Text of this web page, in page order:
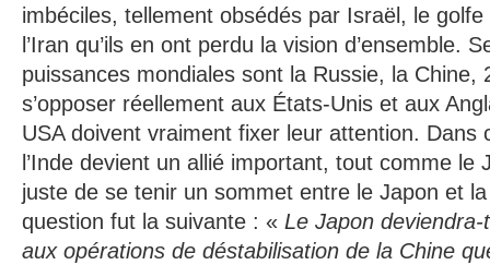
imbéciles, tellement obsédés par Israël, le golfe
l’Iran qu’ils en ont perdu la vision d’ensemble.
puissances mondiales sont la Russie, la Chine,
s’opposer réellement aux États-Unis et aux
USA doivent vraiment fixer leur attention. Dans
l’Inde devient un allié important, tout comme le
juste de se tenir un sommet entre le Japon et
question fut la suivante : « Le Japon
aux opérations de déstabilisation de la Chine